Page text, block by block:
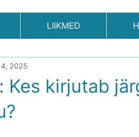
LIIKMED
Kes kirjutab
4, 2025